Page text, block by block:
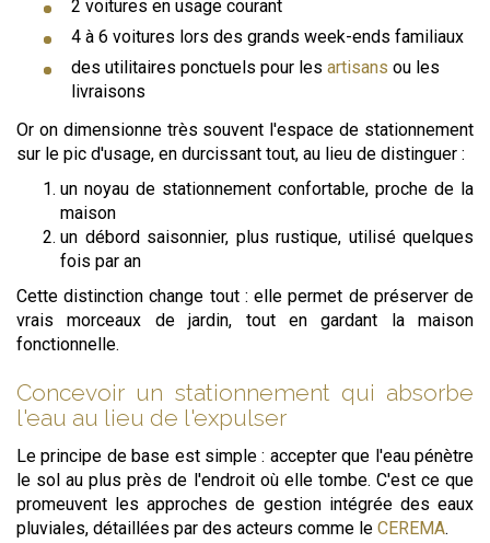
2 voitures en usage courant
4 à 6 voitures lors des grands week-ends familiaux
des utilitaires ponctuels pour les artisans ou les
livraisons
Or on dimensionne très souvent l'espace de stationnement
sur le pic d'usage, en durcissant tout, au lieu de distinguer :
un noyau de stationnement confortable, proche de la
maison
un débord saisonnier, plus rustique, utilisé quelques
fois par an
Cette distinction change tout : elle permet de préserver de
vrais morceaux de jardin, tout en gardant la maison
fonctionnelle.
Concevoir un stationnement qui absorbe
l'eau au lieu de l'expulser
Le principe de base est simple : accepter que l'eau pénètre
le sol au plus près de l'endroit où elle tombe. C'est ce que
promeuvent les approches de gestion intégrée des eaux
pluviales, détaillées par des acteurs comme le CEREMA.